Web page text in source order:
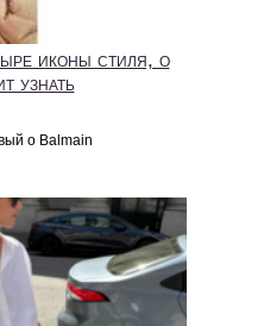
иконы стиля, о
узнать
о Balmain